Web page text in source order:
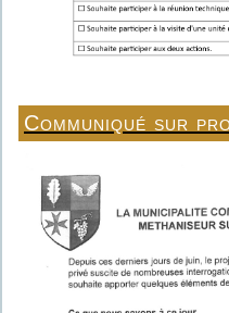
Communiqué sur